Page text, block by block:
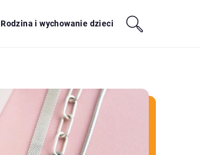
Rodzina i wychowanie dzieci